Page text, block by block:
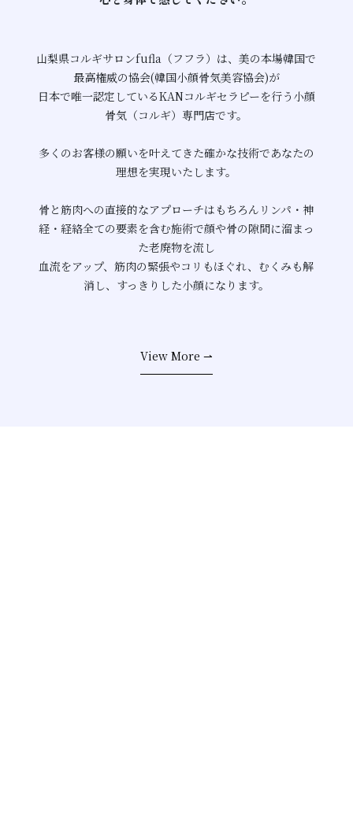
山梨県コルギサロンfufla（フフラ）は、美の本場韓国で
最高権威の協会(韓国小顔骨気美容協会)が
日本で唯一認定しているKANコルギセラピーを行う小顔
骨気（コルギ）専門店です。
多くのお客様の願いを叶えてきた確かな技術であなたの
理想を実現いたします。
骨と筋肉への直接的なアプローチはもちろんリンパ・神
経・経絡全ての要素を含む施術で顔や骨の隙間に溜まっ
た老廃物を流し
血流をアップ、筋肉の緊張やコリもほぐれ、むくみも解
消し、すっきりした小顔になります。
View More ⇀​​​​​​​